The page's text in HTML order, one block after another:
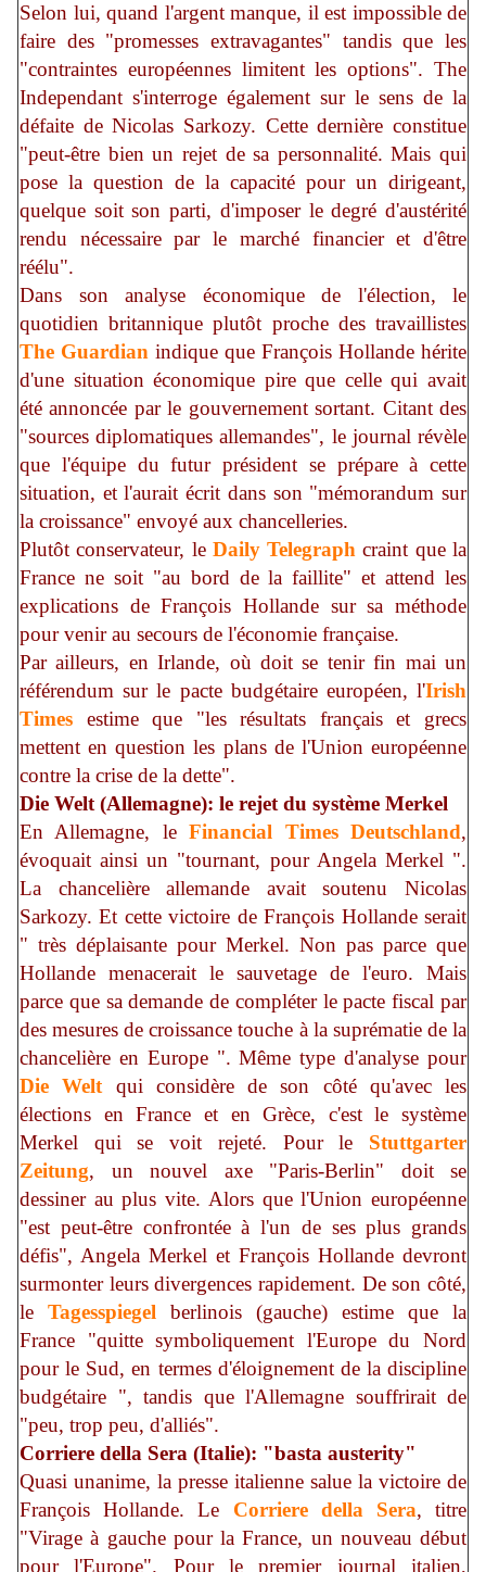
Selon lui, quand l'argent manque, il est impossible de
faire des "promesses extravagantes" tandis que les
"contraintes européennes limitent les options". The
Independant s'interroge également sur le sens de la
défaite de Nicolas Sarkozy. Cette dernière constitue
"peut-être bien un rejet de sa personnalité. Mais qui
pose la question de la capacité pour un dirigeant,
quelque soit son parti, d'imposer le degré d'austérité
rendu nécessaire par le marché financier et d'être
réélu".
Dans son analyse économique de l'élection, le
quotidien britannique plutôt proche des travaillistes
The Guardian indique que François Hollande hérite
d'une situation économique pire que celle qui avait
été annoncée par le gouvernement sortant. Citant des
"sources diplomatiques allemandes", le journal révèle
que l'équipe du futur président se prépare à cette
situation, et l'aurait écrit dans son "mémorandum sur
la croissance" envoyé aux chancelleries.
Plutôt conservateur, le Daily Telegraph craint que la
France ne soit "au bord de la faillite" et attend les
explications de François Hollande sur sa méthode
pour venir au secours de l'économie française.
Par ailleurs, en Irlande, où doit se tenir fin mai un
référendum sur le pacte budgétaire européen, l'Irish
Times estime que "les résultats français et grecs
mettent en question les plans de l'Union européenne
contre la crise de la dette".
Die Welt (Allemagne): le rejet du système Merkel
En Allemagne, leFinancial Times Deutschland,
évoquait ainsi un "tournant, pour Angela Merkel ".
La chancelière allemande avait soutenu Nicolas
Sarkozy. Et cette victoire de François Hollande serait
" très déplaisante pour Merkel. Non pas parce que
Hollande menacerait le sauvetage de l'euro. Mais
parce que sa demande de compléter le pacte fiscal par
des mesures de croissance touche à la suprématie de la
chancelière en Europe ". Même type d'analyse pour
Die Welt qui considère de son côté qu'avec les
élections en France et en Grèce, c'est le système
Merkel qui se voit rejeté. Pour le Stuttgarter
Zeitung, un nouvel axe "Paris-Berlin" doit se
dessiner au plus vite. Alors que l'Union européenne
"est peut-être confrontée à l'un de ses plus grands
défis", Angela Merkel et François Hollande devront
surmonter leurs divergences rapidement. De son côté,
le Tagesspiegel berlinois (gauche) estime que la
France "quitte symboliquement l'Europe du Nord
pour le Sud, en termes d'éloignement de la discipline
budgétaire ", tandis que l'Allemagne souffrirait de
"peu, trop peu, d'alliés".
Corriere della Sera (Italie): "basta austerity"
Quasi unanime, la presse italienne salue la victoire de
François Hollande. Le Corriere della Sera, titre
"Virage à gauche pour la France, un nouveau début
pour l'Europe". Pour le premier journal italien,